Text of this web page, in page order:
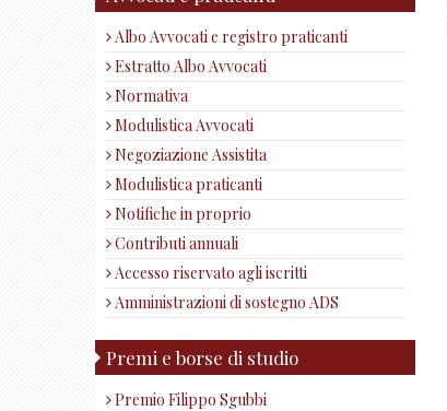
Albo Avvocati e registro praticanti
Estratto Albo Avvocati
Normativa
Modulistica Avvocati
Negoziazione Assistita
Modulistica praticanti
Notifiche in proprio
Contributi annuali
Accesso riservato agli iscritti
Amministrazioni di sostegno ADS
Premi e borse di studio
Premio Filippo Sgubbi